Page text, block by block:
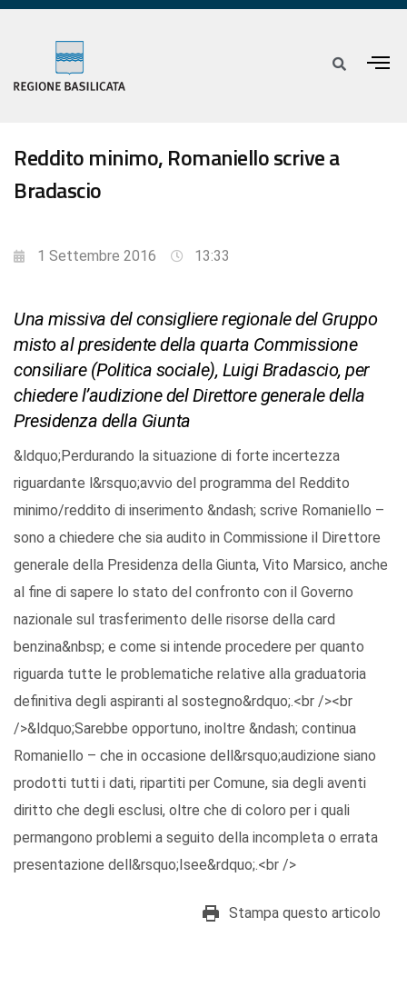
Reddito minimo, Romaniello scrive a
Bradascio
1 Settembre 2016 13:33
Una missiva del consigliere regionale del Gruppo
misto al presidente della quarta Commissione
consiliare (Politica sociale), Luigi Bradascio, per
chiedere l’audizione del Direttore generale della
Presidenza della Giunta
&ldquo;Perdurando la situazione di forte incertezza
riguardante l&rsquo;avvio del programma del Reddito
minimo/reddito di inserimento &ndash; scrive Romaniello –
sono a chiedere che sia audito in Commissione il Direttore
generale della Presidenza della Giunta, Vito Marsico, anche
al fine di sapere lo stato del confronto con il Governo
nazionale sul trasferimento delle risorse della card
benzina&nbsp; e come si intende procedere per quanto
riguarda tutte le problematiche relative alla graduatoria
definitiva degli aspiranti al sostegno&rdquo;.<br /><br
/>&ldquo;Sarebbe opportuno, inoltre &ndash; continua
Romaniello – che in occasione dell&rsquo;audizione siano
prodotti tutti i dati, ripartiti per Comune, sia degli aventi
diritto che degli esclusi, oltre che di coloro per i quali
permangono problemi a seguito della incompleta o errata
presentazione dell&rsquo;Isee&rdquo;.<br />
Stampa questo articolo